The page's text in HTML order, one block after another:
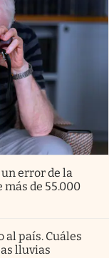
error de la
de 55.000
al país. Cuáles
lluvias